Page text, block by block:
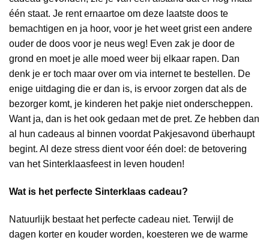
één staat. Je rent ernaartoe om deze laatste doos te
bemachtigen en ja hoor, voor je het weet grist een andere
ouder de doos voor je neus weg! Even zak je door de
grond en moet je alle moed weer bij elkaar rapen. Dan
denk je er toch maar over om via internet te bestellen. De
enige uitdaging die er dan is, is ervoor zorgen dat als de
bezorger komt, je kinderen het pakje niet onderscheppen.
Want ja, dan is het ook gedaan met de pret. Ze hebben dan
al hun cadeaus al binnen voordat Pakjesavond überhaupt
begint. Al deze stress dient voor één doel: de betovering
van het Sinterklaasfeest in leven houden!
Wat is het perfecte Sinterklaas cadeau?
Natuurlijk bestaat het perfecte cadeau niet. Terwijl de
dagen korter en kouder worden, koesteren we de warme